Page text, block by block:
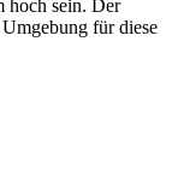
hoch sein. Der
für diese